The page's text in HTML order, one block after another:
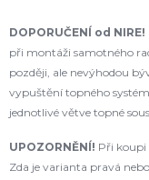
DOPORUČENÍ od NIRE!
při montáži samotného
později, ale nevýhodou
vypuštění topného
jednotlivé větve topné
UPOZORNĚNÍ! Při koupi
Zda je varianta pravá